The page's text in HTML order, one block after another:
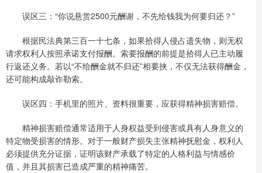
误区三：“你说悬赏2500元酬谢，不先给钱我为何要归还？”
根据民法典第三百一十七条，如果拾得人侵占遗失物，则无权
请求权利人按照承诺支付报酬。索要报酬的前提是拾得人已主动履
行返还义务。若以“不给酬金就不归还”相要挟，不仅无法获得酬金，
还可能构成敲诈勒索。
误区四：手机里的照片、资料很重要，应获得精神损害赔偿。
精神损害赔偿通常适用于人身权益受到侵害或具有人身意义的
特定物受损害的情形。对于一般财产损失主张精神抚慰金，权利人
必须提供充分证据，证明该财产承载了特定的人格利益与情感价
值，并且其损害已造成严重的精神痛苦。